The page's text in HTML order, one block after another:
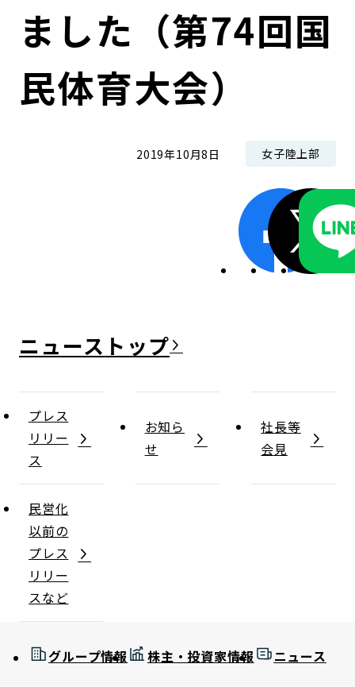
ローカル共創イニシアティブ
IRニュース
環境
ました（第74回国
民体育大会）
2019年10月8日 女子陸上部
ニュース
プレス
リリー
ス
お知ら
せ
社長等
会見
民営化
以前の
プレス
リリー
スなど
グループ情報 株主・投資家情報 ニュース